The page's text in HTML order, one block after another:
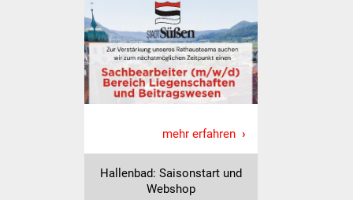
Ostermarkt
Einrichtungen
Stadtbücherei
Stadtarchiv
mehr erfahren
Hallenbad: Saisonstart und
Webshop